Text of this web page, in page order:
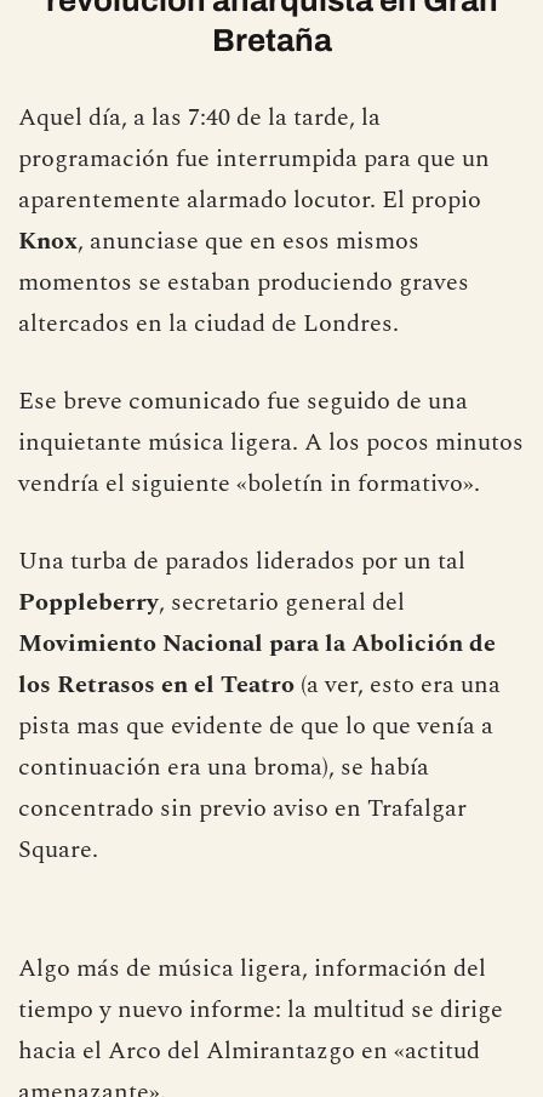
Bretaña
Aquel día, a las 7:40 de la tarde, la
programación fue interrumpida para que un
aparentemente alarmado locutor. El propio
Knox, anunciase que en esos mismos
momentos se estaban produciendo graves
altercados en la ciudad de Londres.
Ese breve comunicado fue seguido de una
inquietante música ligera. A los pocos minutos
vendría el siguiente «boletín in formativo».
Una turba de parados liderados por un tal
Poppleberry, secretario general del
Movimiento Nacional para la Abolición de
los Retrasos en el Teatro (a ver, esto era una
pista mas que evidente de que lo que venía a
continuación era una broma), se había
concentrado sin previo aviso en Trafalgar
Square.
Algo más de música ligera, información del
tiempo y nuevo informe: la multitud se dirige
hacia el Arco del Almirantazgo en «actitud